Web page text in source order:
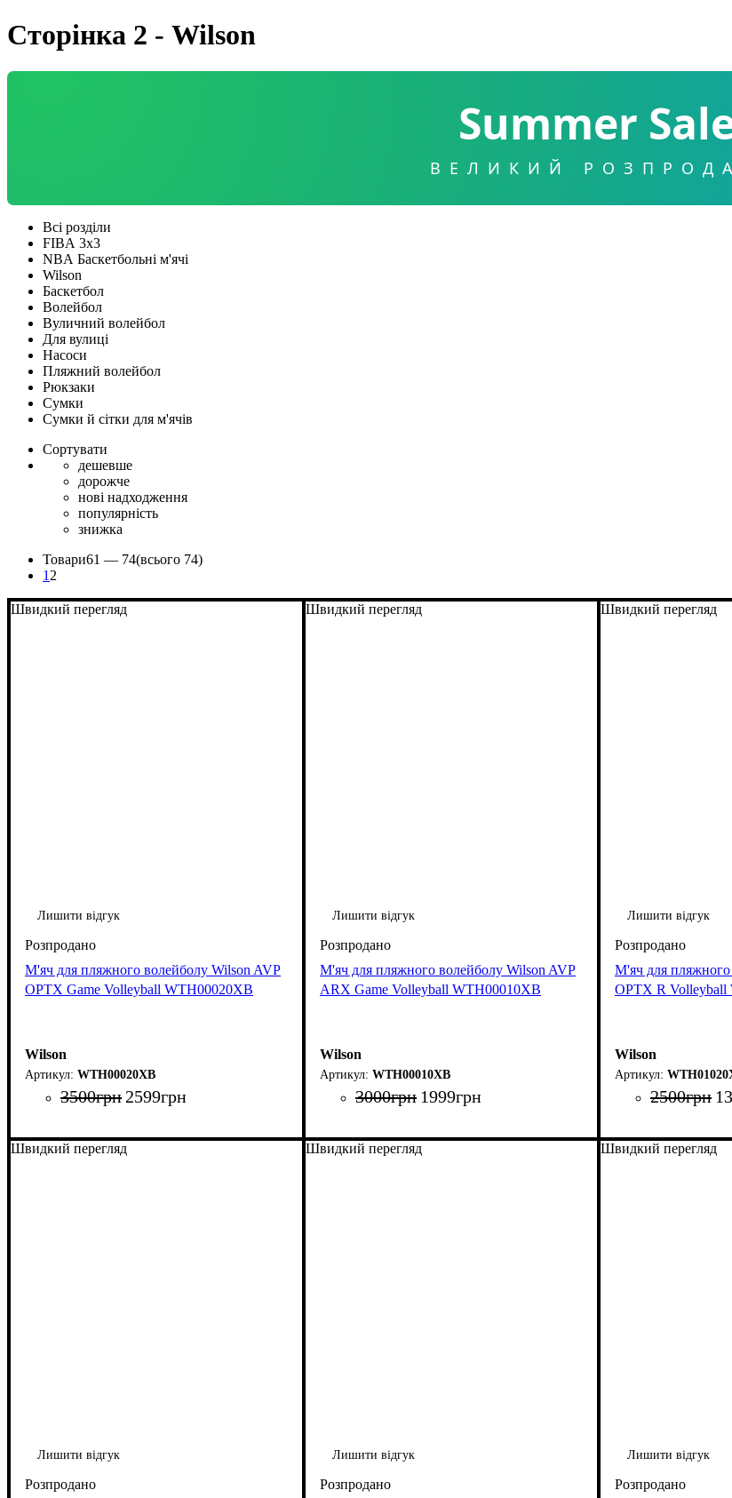
Сторінка 2 - Wilson
Summer
ВЕЛИКИЙ
Всі розділи
FIBA 3x3
NBA Баскетбольні м'ячі
Wilson
Баскетбол
Волейбол
Вуличний волейбол
Для вулиці
Насоси
Пляжний волейбол
Рюкзаки
Сумки
Сумки й сітки для м'ячів
Сортувати
дешевше
дорожче
нові надходження
популярність
знижка
Товари61 — 74(всього 74)
1 2
Швидкий перегляд
Лишити відгук
М'яч для пляжного волейболу Wilson AVP
OPTX Game Volleyball WTH00020XB
Wilson
WTH00020XB
3500грн2599грн
Швидкий перегляд
Лишити відгук
М'яч для пляжного волейболу Wilson AVP
ARX Game Volleyball WTH00010XB
Wilson
WTH00010XB
3000грн 1999грн
Швидкий перегляд
Лишити відгук
М'яч для
OPTX R Volleyball
Wilson
2500грн
Швидкий перегляд
Лишити відгук
Швидкий перегляд
Лишити відгук
Швидкий перегляд
Лишити відгук